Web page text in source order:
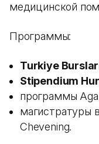
медицинской
Программы:
Turkiye
Stipendium
программы
магистратуры
Chevening.